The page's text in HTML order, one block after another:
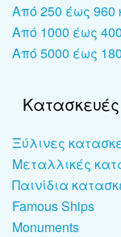
Από 250 έως 960
Από 1000 έως
Από 5000 έως
Κατασκευές
Ξύλινες
Μεταλλικές
Παινίδια
Famous Ships
Monuments